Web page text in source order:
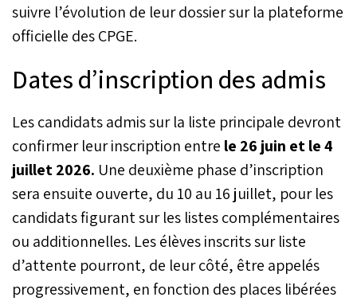
suivre l’évolution de leur dossier sur la plateforme
officielle des CPGE.
Dates d’inscription des admis
Les candidats admis sur la liste principale devront
confirmer leur inscription entre le 26 juin et le 4
juillet 2026. Une deuxième phase d’inscription
sera ensuite ouverte, du 10 au 16 juillet, pour les
candidats figurant sur les listes complémentaires
ou additionnelles. Les élèves inscrits sur liste
d’attente pourront, de leur côté, être appelés
progressivement, en fonction des places libérées